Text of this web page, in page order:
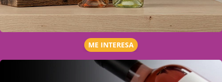
ME INTERESA